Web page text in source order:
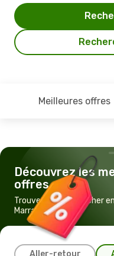
Meilleures offres
Découvrez les
offres
Trouvez un vol pas cher
Marrakech
Aller-retour